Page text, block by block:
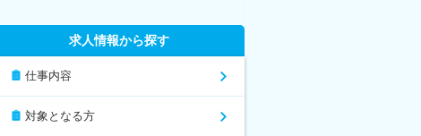
求人情報から探す
仕事内容
対象となる方